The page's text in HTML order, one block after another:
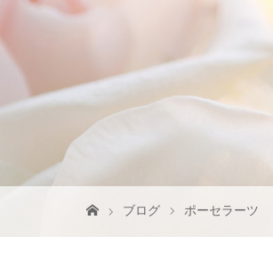
ブログ ポーセラーツ